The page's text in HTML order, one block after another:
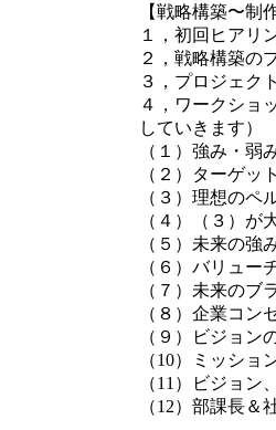
【戦略構築〜制
１，初回ヒアリ
２，戦略構築の
３，プロジェク
４，ワークショ
していきます）
（１）強み・弱
（２）ターゲッ
（３）理想のペ
（４）（３）が
（５）未来の強
（６）バリュー
（７）未来のブ
（８）企業コン
（９）ビジョン
（10）ミッショ
（11）ビジョ
（12）部課長＆